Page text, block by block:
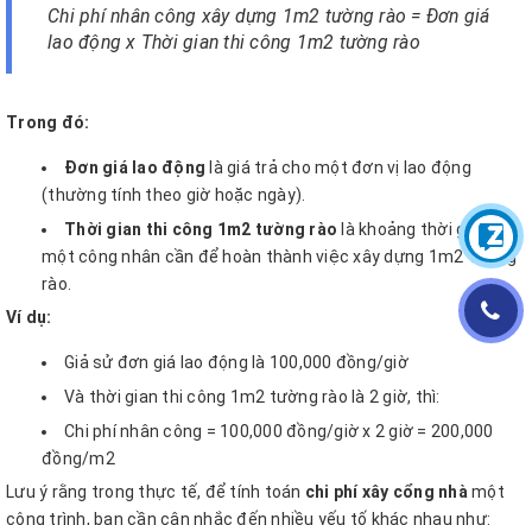
Chi phí nhân công xây dựng 1m2 tường rào = Đơn giá
lao động x Thời gian thi công 1m2 tường rào
Trong đó:
Đơn giá lao động là giá trả cho một đơn vị lao động
(thường tính theo giờ hoặc ngày).
Thời gian thi công 1m2 tường rào là khoảng thời gian mà
một công nhân cần để hoàn thành việc xây dựng 1m2 tường
rào.
Ví dụ:
Giả sử đơn giá lao động là 100,000 đồng/giờ
Và thời gian thi công 1m2 tường rào là 2 giờ, thì:
Chi phí nhân công = 100,000 đồng/giờ x 2 giờ = 200,000
đồng/m2
Lưu ý rằng trong thực tế, để tính toán chi phí xây cổng nhà một
công trình, bạn cần cân nhắc đến nhiều yếu tố khác nhau như: